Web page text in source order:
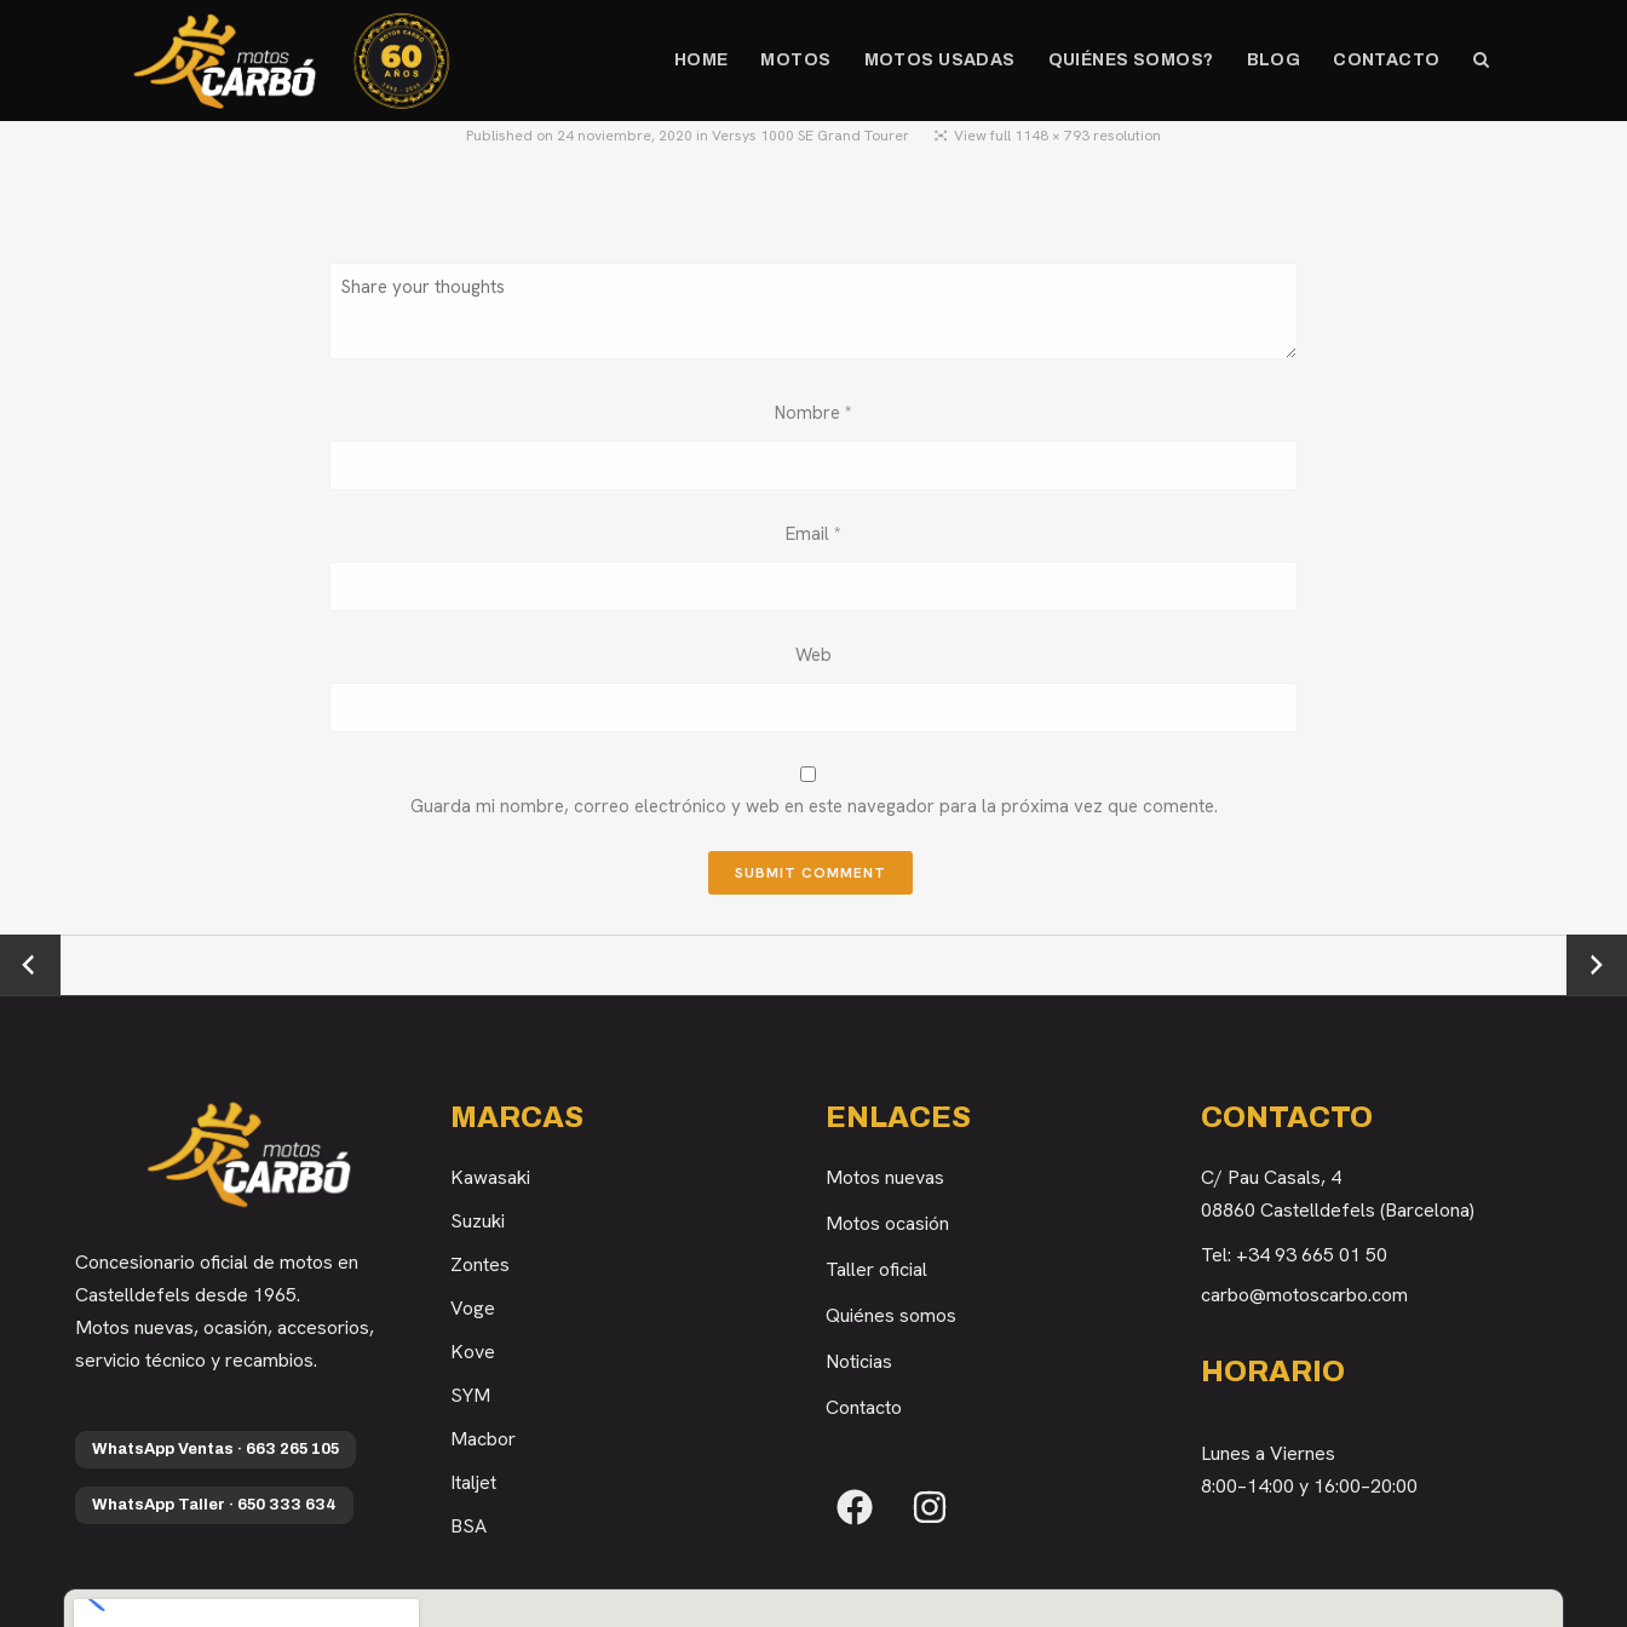
HOME MOTOS MOTOS USADAS QUIÉNES SOMOS? BLOG CONTACTO
Published on 24 noviembre, 2020 in Versys 1000 SE Grand Tourer View full 1148 × 793 resolution
Nombre *
Email *
Web
Guarda mi nombre, correo electrónico y web en este navegador para la próxima vez que comente.
←
Previo
Next
→
Concesionario oficial de motos en
Castelldefels desde 1965.
Motos nuevas, ocasión, accesorios,
servicio técnico y recambios.
WhatsApp Ventas · 663 265 105
WhatsApp Taller · 650 333 634
MARCAS
Kawasaki
Suzuki
Zontes
Voge
Kove
SYM
Macbor
Italjet
BSA
ENLACES
Motos nuevas
Motos ocasión
Taller oficial
Quiénes somos
Noticias
Contacto
CONTACTO
C/ Pau Casals, 4
08860 Castelldefels (Barcelona)
Tel: +34 93 665 01 50
carbo@motoscarbo.com
HORARIO
Lunes a Viernes
8:00–14:00 y 16:00–20:00